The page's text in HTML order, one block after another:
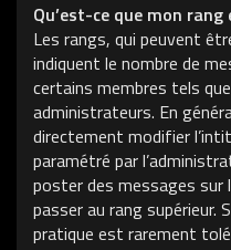
Qu’est-ce que mon
Les rangs, qui peuvent
indiquent le nombre de
certains membres tels
administrateurs. En
directement modifier
paramétré par
poster des messages sur
passer au rang
pratique est rarement